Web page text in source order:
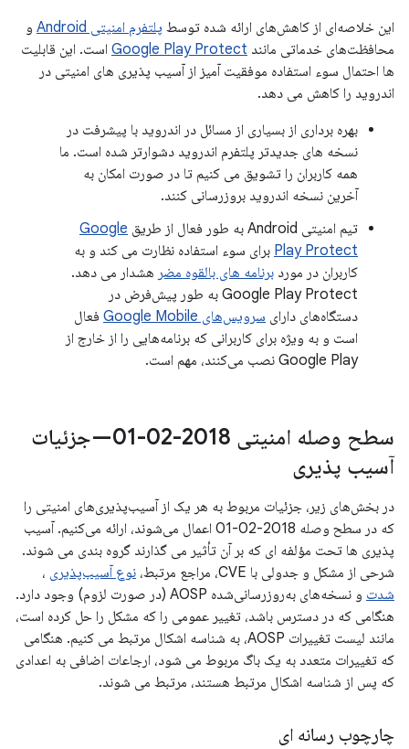
این خلاصه‌ای از کاهش‌های ارائه شده توسط پلتفرم امنیتی Android
و
محافظت‌های خدماتی مانند Google Play Protect است. این قابلیت
ها احتمال سوء استفاده موفقیت آمیز از آسیب پذیری های امنیتی در
اندروید را کاهش می دهد.
بهره برداری از بسیاری از مسائل در اندروید با پیشرفت در
نسخه های جدیدتر پلتفرم اندروید دشوارتر شده است. ما
همه کاربران را تشویق می کنیم تا در صورت امکان به
آخرین نسخه اندروید بروزرسانی کنند.
تیم امنیتی Android به طور فعال از طریق
Google
Play Protect برای سوء استفاده نظارت می کند و به
کاربران در مورد برنامه های بالقوه مضر هشدار می دهد.
Google Play Protect به طور پیش‌فرض در
دستگاه‌های دارای سرویس‌های Google Mobile
فعال
است و به ویژه برای کاربرانی که برنامه‌هایی را از خارج از
Google Play نصب می‌کنند، مهم است.
سطح وصله امنیتی 2018-02-01—جزئیات
آسیب پذیری
در بخش‌های زیر، جزئیات مربوط به هر یک از آسیب‌پذیری‌های امنیتی را
که در سطح وصله 2018-02-01 اعمال می‌شوند، ارائه می‌کنیم. آسیب
پذیری ها تحت مؤلفه ای که بر آن تأثیر می گذارند گروه بندی می شوند.
شرحی از مشکل و جدولی با CVE، مراجع مرتبط،
نوع آسیب‌پذیری ،
شدت
و نسخه‌های به‌روزرسانی‌شده AOSP (در صورت لزوم) وجود دارد.
هنگامی که در دسترس باشد، تغییر عمومی را که مشکل را حل کرده است،
مانند لیست تغییرات AOSP، به شناسه اشکال مرتبط می کنیم. هنگامی
که تغییرات متعدد به یک باگ مربوط می شود، ارجاعات اضافی به اعدادی
که پس از شناسه اشکال مرتبط هستند، مرتبط می شوند.
چارچوب رسانه ای